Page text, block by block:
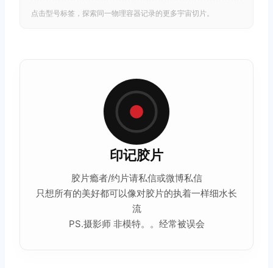
点击型号标签，探索同一物理容器记录的更多宇宙切片。
印记胶片
胶片瘾者/约片请私信或微博私信
只想所有的美好都可以像对胶片的执着一样细水长
流
PS.摄影师 非模特。。经常被误会